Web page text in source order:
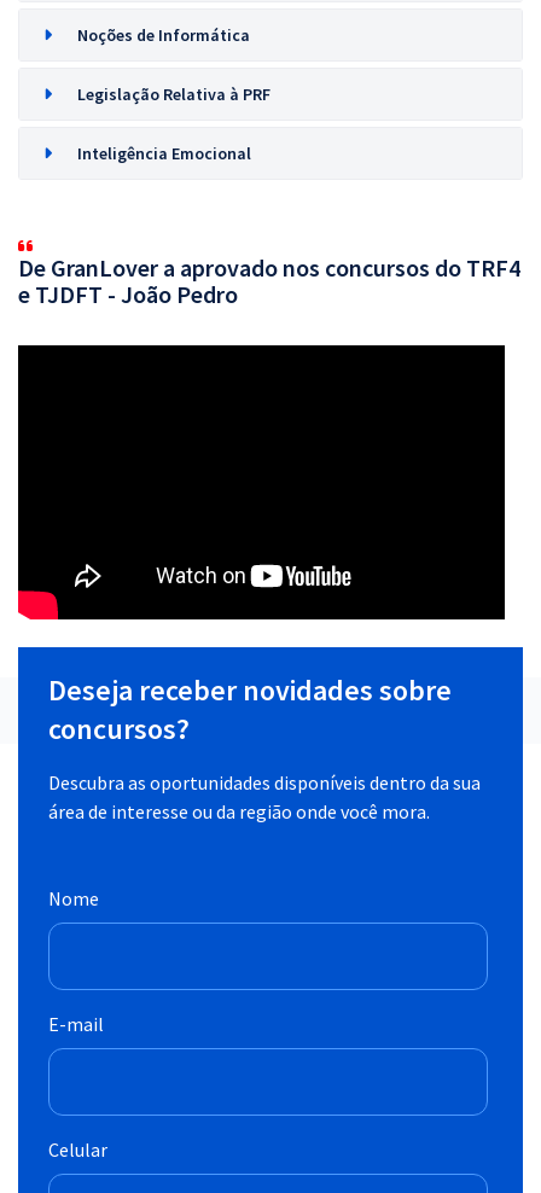
Noções de Informática
Legislação Relativa à PRF
Inteligência Emocional
De GranLover a aprovado nos concursos do TRF4
e TJDFT - João Pedro
Deseja receber novidades sobre
concursos?
Descubra as oportunidades disponíveis dentro da sua
área de interesse ou da região onde você mora.
Nome
E-mail
Celular